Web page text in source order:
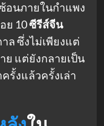
อนภายในกำแพง
ย 10ซีรีส์จีน
ล ซึ่งไม่เพียงแต่
ย แต่ยังกลายเป็น
รั้งแล้วครั้งเล่า